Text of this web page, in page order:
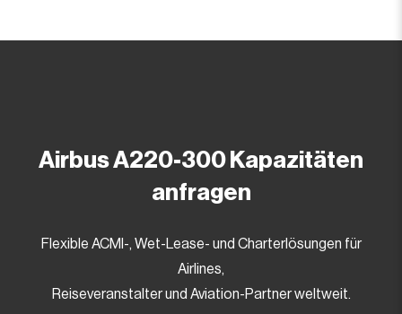
Airbus A220-300 Kapazitäten
anfragen
Flexible ACMI-, Wet-Lease- und Charterlösungen für
Airlines,
Reiseveranstalter und Aviation-Partner weltweit.